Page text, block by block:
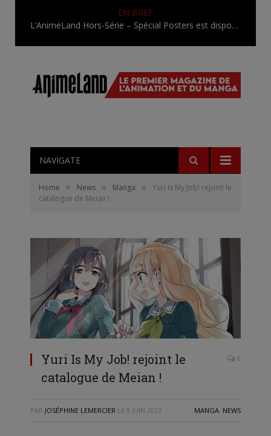
EN BREF
L’AnimeLand Hors-Série – Spécial Posters est disponible !
NAVIGATE
Home » News » Manga »
Yuri Is My Job! rejoint le
catalogue de Meian !
Yuri Is My Job! rejoint le
catalogue de Meian !
0
PAR JOSÉPHINE LEMERCIER LE 9 JUIN 2023 MANGA, NEWS